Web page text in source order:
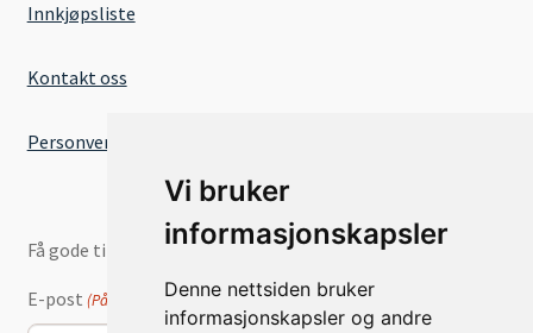
Vi bruker
informasjonskapsler
Denne nettsiden bruker
informasjonskapsler og andre
Innkjøpsliste
Kontakt oss
Personvernserklæring
Få gode tilbud og nyheter på e-post
E-post (Påkrevd)